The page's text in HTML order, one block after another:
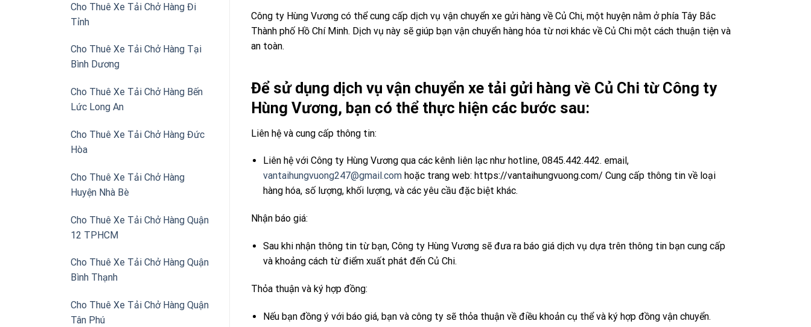
Cho Thuê Xe Tải Chở Hàng Đi
Tỉnh
Cho Thuê Xe Tải Chở Hàng Tại
Bình Dương
Cho Thuê Xe Tải Chở Hàng Bến
Lức Long An
Cho Thuê Xe Tải Chở Hàng Đức
Hòa
Cho Thuê Xe Tải Chở Hàng
Huyện Nhà Bè
Cho Thuê Xe Tải Chở Hàng Quận
12 TPHCM
Cho Thuê Xe Tải Chở Hàng Quận
Bình Thạnh
Cho Thuê Xe Tải Chở Hàng Quận
Tân Phú
Công ty Hùng Vương có thể cung cấp dịch vụ vận chuyển xe gửi hàng về Củ Chi, một huyện nằm ở phía Tây Bắc
Thành phố Hồ Chí Minh. Dịch vụ này sẽ giúp bạn vận chuyển hàng hóa từ nơi khác về Củ Chi một cách thuận tiện và
an toàn.
Để sử dụng dịch vụ vận chuyển xe tải gửi hàng về Củ Chi từ Công ty
Hùng Vương, bạn có thể thực hiện các bước sau:
Liên hệ và cung cấp thông tin:
Liên hệ với Công ty Hùng Vương qua các kênh liên lạc như hotline, 0845.442.442. email,
vantaihungvuong247@gmail.com hoặc trang web: https://vantaihungvuong.com/ Cung cấp thông tin về loại
hàng hóa, số lượng, khối lượng, và các yêu cầu đặc biệt khác.
Nhận báo giá:
Sau khi nhận thông tin từ bạn, Công ty Hùng Vương sẽ đưa ra báo giá dịch vụ dựa trên thông tin bạn cung cấp
và khoảng cách từ điểm xuất phát đến Củ Chi.
Thỏa thuận và ký hợp đồng:
Nếu bạn đồng ý với báo giá, bạn và công ty sẽ thỏa thuận về điều khoản cụ thể và ký hợp đồng vận chuyển.